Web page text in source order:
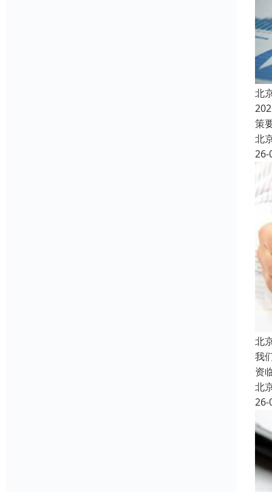
北
策
北
26-
北
我
资
北
26-